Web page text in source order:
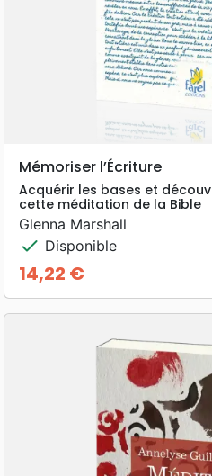
Mémoriser l’Écriture
Acquérir les bases et
cette méditation de la Bible
Glenna Marshall
check Disponible
Prix
14,22 €